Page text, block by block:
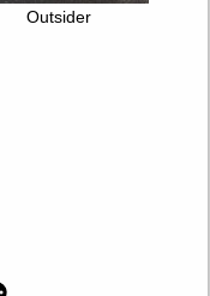
Outsider